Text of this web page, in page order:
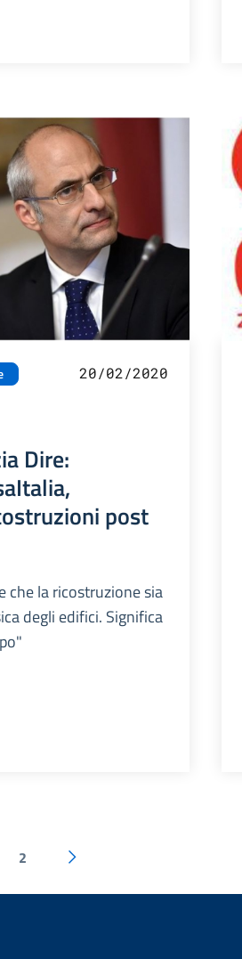
20/02/2020
Dire:
post
che la ricostruzione sia
degli edifici. Significa
2